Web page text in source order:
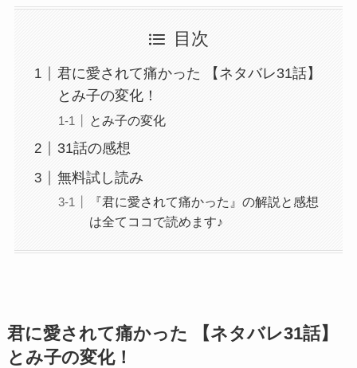
目次
君に愛されて痛かった 【ネタバレ31話】
とみ子の変化！
とみ子の変化
31話の感想
無料試し読み
『君に愛されて痛かった』の解説と感想
は全てココで読めます♪
君に愛されて痛かった 【ネタバレ31話】
とみ子の変化！